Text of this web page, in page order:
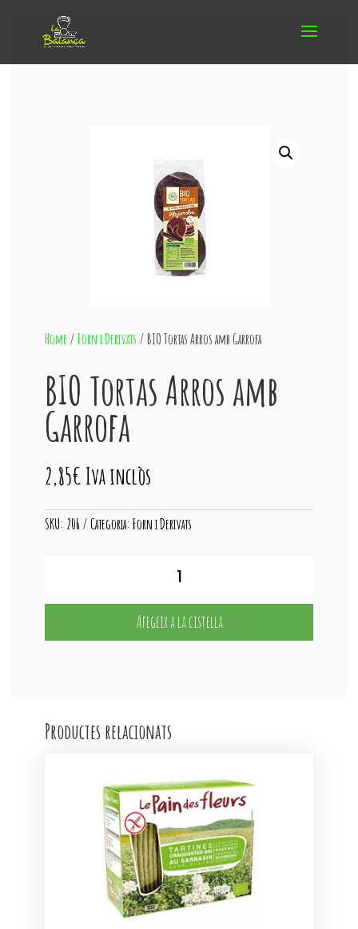
Home /Forn i Derivats / BIO Tortas Arros amb Garrofa
BIO Tortas Arros amb
Garrofa
2,85€ Iva inclòs
SKU: 206 Categoria:Forn i Derivats
BIO
Afegeix a la cistella
Productes relacionats